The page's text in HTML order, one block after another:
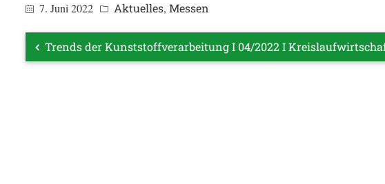
7. Juni 2022 Aktuelles, Messen
Trends der Kunststoffverarbeitung I 04/2022 I